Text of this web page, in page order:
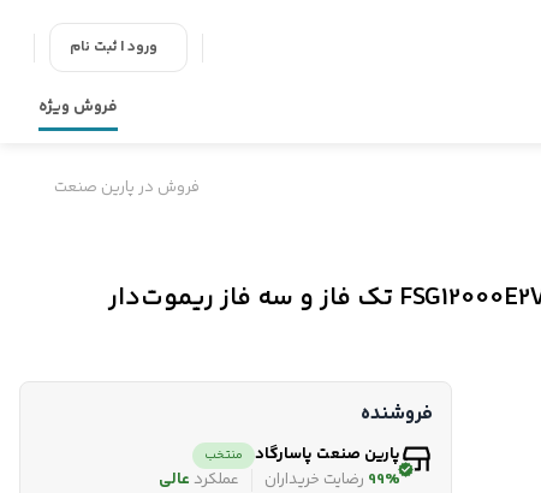
ورود | ثبت نام
فروش ویژه
فروش در پارین صنعت
فروشنده
پارین صنعت پاسارگاد منتخب
99% رضایت خریداران عملکرد عالی